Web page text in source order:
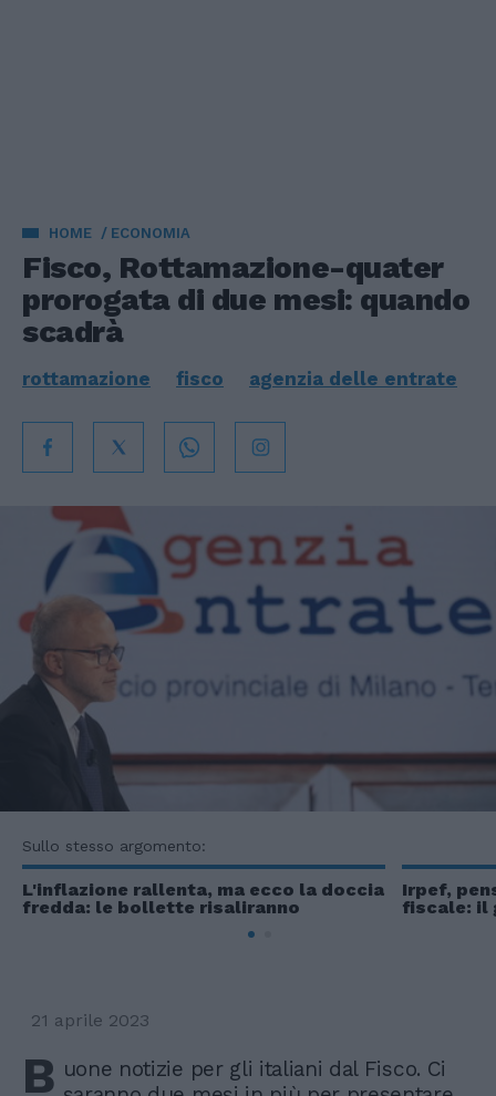
HOME ECONOMIA
Fisco, Rottamazione-quater
prorogata di due mesi: quando
scadrà
rottamazione fisco agenzia delle entrate
Sullo stesso argomento:
L'inflazione rallenta, ma ecco la doccia
fredda: le bollette risaliranno
Irpef,
fiscale: il
21 aprile 2023
B uone notizie per gli italiani dal Fisco. Ci